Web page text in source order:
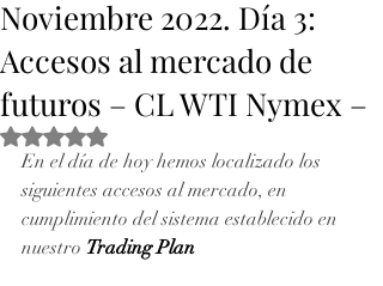
Noviembre 2022. Día 3:
Accesos al mercado de
futuros – CL WTI Nymex –
Obtuvo NaN de 5 estrellas.
En el día de hoy hemos localizado los
siguientes accesos al mercado, en
cumplimiento del sistema establecido en
nuestro Trading Plan